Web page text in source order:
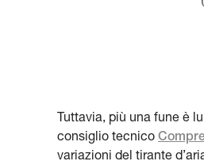
Tuttavia, più una fune è
consiglio tecnico
variazioni del tirante